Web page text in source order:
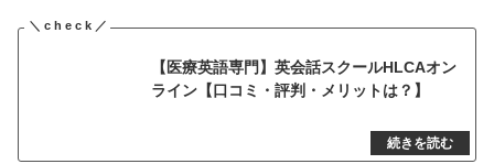
【医療英語専門】英会話スクールHLCAオン
ライン【口コミ・評判・メリットは？】